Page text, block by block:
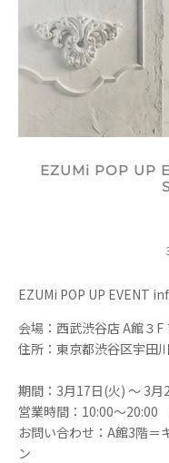
EZUMi POP UP
EZUMi POP UP EVENT
会場： 西武渋谷店 A館３F
住所： 東京都渋谷区宇田
期間：3月17日(火) 〜 3月
営業時間： 10:00〜20:00
お問い合わせ： A館3階＝
ン